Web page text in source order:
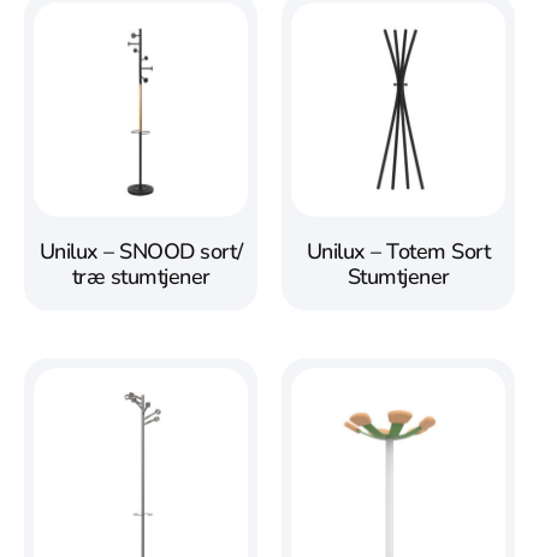
Unilux – SNOOD sort/
træ stumtjener
Unilux – Totem Sort
Stumtjener